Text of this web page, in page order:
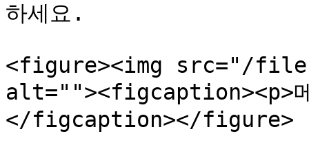
하세요.
<figure><img src="/files/
alt=""><figcaption><p>
</figcaption></figure>